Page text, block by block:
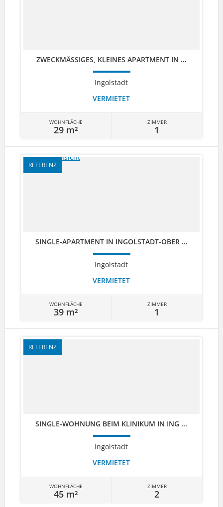
ZWECKMÄSSIGES, KLEINES APARTMENT IN ...
Ingolstadt
VERMIETET
WOHNFLÄCHE
29 m²
ZIMMER
1
REFERENZ
SINGLE-APARTMENT IN INGOLSTADT-OBER ...
Ingolstadt
VERMIETET
WOHNFLÄCHE
39 m²
ZIMMER
1
REFERENZ
SINGLE-WOHNUNG BEIM KLINIKUM IN ING ...
Ingolstadt
VERMIETET
WOHNFLÄCHE
45 m²
ZIMMER
2